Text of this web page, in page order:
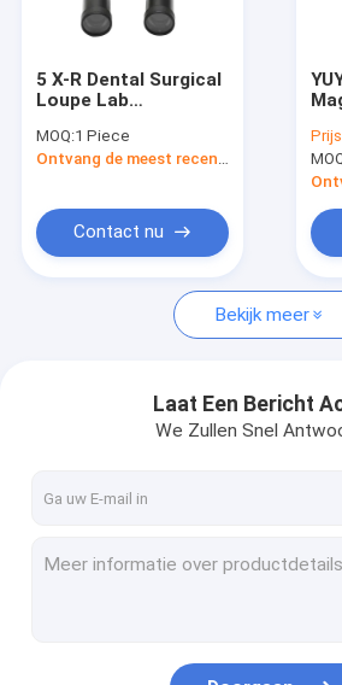
Ophthalmische chirurgische
Digitale chirurgische microscoop
5 X-R Dental Surgical
Loupe Lab
Magnifier Plastic
Medical Binocular
MOQ:1 Piece
Contact nu
Bekijk meer
Laat Een Bericht
We Zullen Snel